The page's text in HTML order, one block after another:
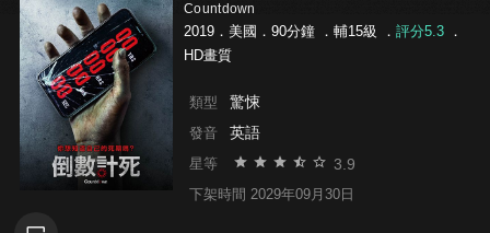
Countdown
2019．美國．90分鐘 ． 輔15級 ． 評分5.3．
HD畫質
類型 驚悚
發音 英語
星等 3.9
下架時間 2029年09月30日